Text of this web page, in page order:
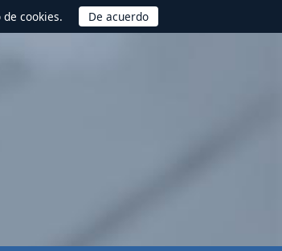
cookies.